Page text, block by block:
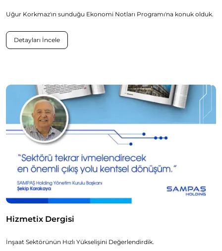
Uğur Korkmaz'ın sunduğu Ekonomi Notları Programı'na konuk olduk.
Detayları İncele
Hizmetix Dergisi
İnşaat Sektörünün Hızlı Yükselişini Değerlendirdik.